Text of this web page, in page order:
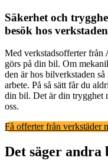
Säkerhet och
besök hos verkstaden
Med verkstadsofferter
görs på din bil. Om
den är hos bilverkstaden
arbete. På så sätt får du
din bil. Det är din trygghet
oss.
Få offerter från verkstäder
Det säger andra